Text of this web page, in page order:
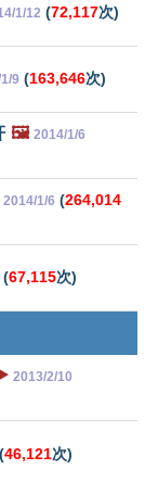
1/12 (72,117次)
9 (163,646次)
🖼️ 2014/1/6
2014/1/6 (264,014
(67,115次)
2013/2/10
(46,121次)